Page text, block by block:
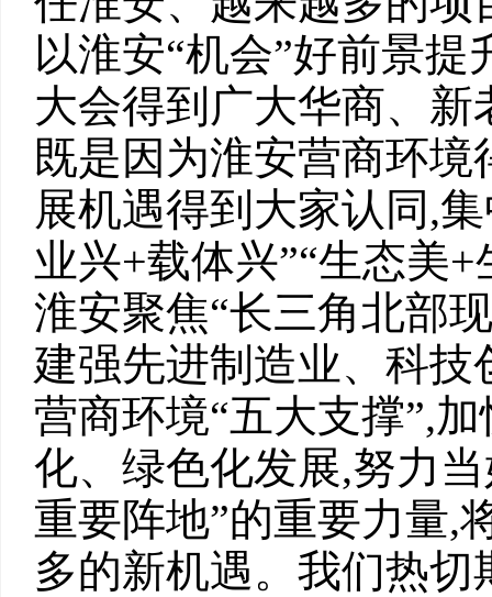
以淮安“机会”好前景提
大会得到广大华商、
既是因为淮安营商环
展机遇得到大家认同,
业兴+载体兴”“生态美
淮安聚焦“长三角北部
建强先进制造业、科
营商环境“五大支撑”,
化、绿色化发展,努力
重要阵地”的重要力量,
多的新机遇。我们热